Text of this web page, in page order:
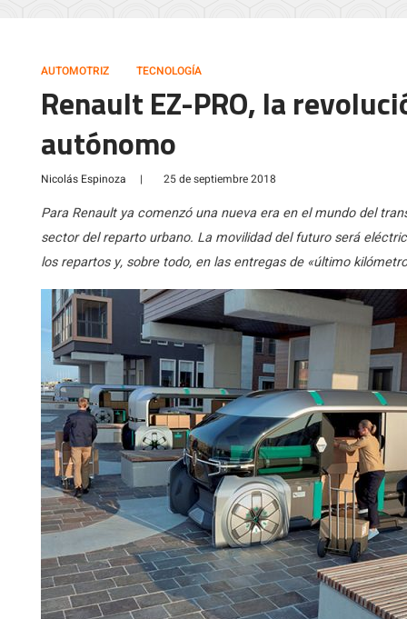
AUTOMOTRIZ TECNOLOGÍA
Renault EZ-PRO, la
autónomo
Nicolás Espinoza | 25 de septiembre 2018
Para Renault ya comenzó una nueva era en el mundo del
sector del reparto urbano. La movilidad del futuro será
los repartos y, sobre todo, en las entregas de «último